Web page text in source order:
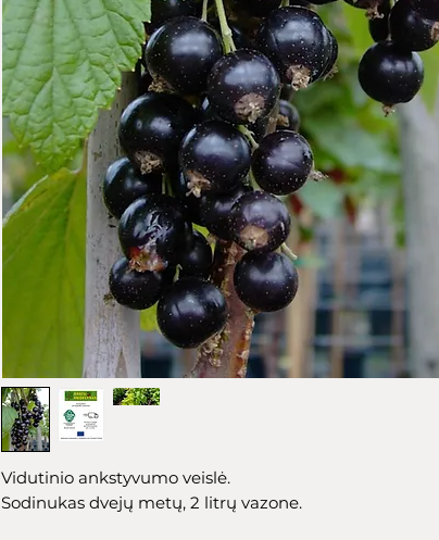
Vidutinio ankstyvumo veislė.
Sodinukas dvejų metų, 2 litrų vazone.